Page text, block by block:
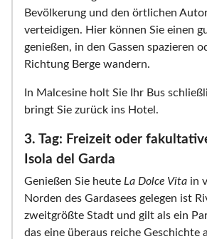
Bevölkerung und den örtlichen
verteidigen. Hier können Sie einen
genießen, in den Gassen spazieren
Richtung Berge wandern.
In Malcesine holt Sie Ihr Bus
bringt Sie zurück ins Hotel.
3. Tag: Freizeit oder
Isola del Garda
Genießen Sie heute La Dolce Vita in
Norden des Gardasees gelegen ist
zweitgrößte Stadt und gilt als ein
das eine überaus reiche Geschichte